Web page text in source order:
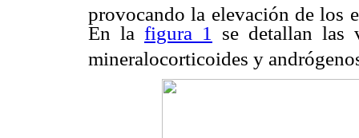
provocando la elevación de los
En la figura 1
se detallan las
mineralocorticoides y